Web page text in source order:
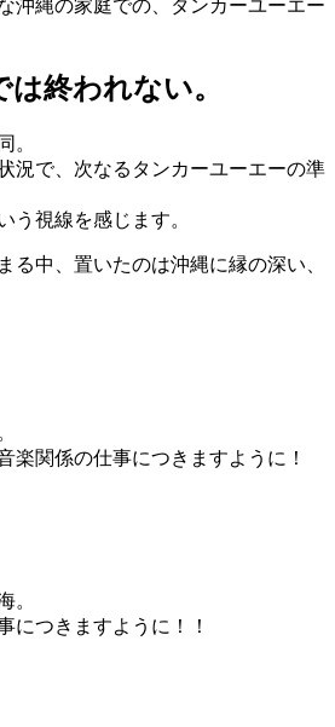
沖縄の家庭での、タンカーユーエー
終われない。
。
況で、次なるタンカーユーエーの準
う視線を感じます。
る中、置いたのは沖縄に縁の深い、
楽関係の仕事につきますように！
。
につきますように！！